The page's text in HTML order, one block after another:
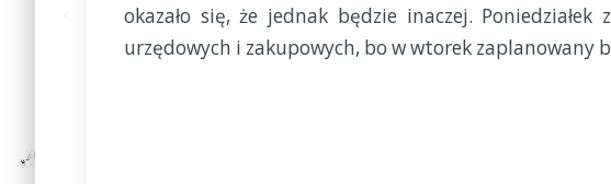
okazało się, że jednak będzie inaczej.
urzędowych i zakupowych, bo w wtorek zaplanowany